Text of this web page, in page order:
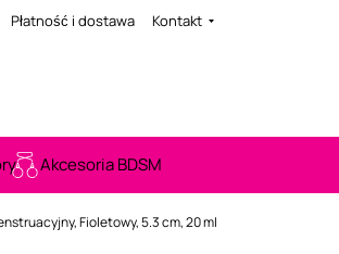
Płatność i dostawa Kontakt
Akcesoria BDSM
Fioletowy, 5.3 cm, 20 ml